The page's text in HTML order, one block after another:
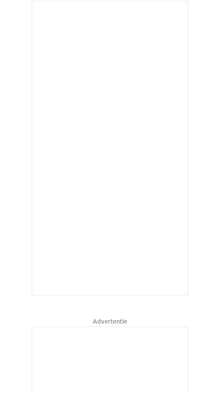
Advertentie